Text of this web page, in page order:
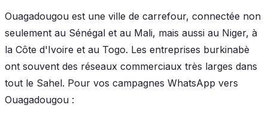
Ouagadougou est une ville de carrefour, connectée non
seulement au Sénégal et au Mali, mais aussi au Niger, à
la Côte d'Ivoire et au Togo. Les entreprises burkinabè
ont souvent des réseaux commerciaux très larges dans
tout le Sahel. Pour vos campagnes WhatsApp vers
Ouagadougou :